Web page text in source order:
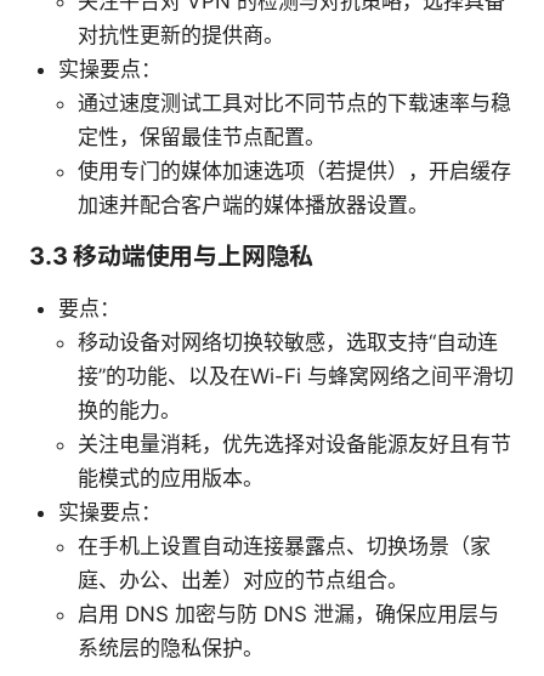
对抗性更新的提供商。
实操要点：
通过速度测试工具对比不同节点的下载速率与稳
定性，保留最佳节点配置。
使用专门的媒体加速选项（若提供），开启缓存
加速并配合客户端的媒体播放器设置。
3.3 移动端使用与上网隐私
要点：
移动设备对网络切换较敏感，选取支持“自动连
接”的功能、以及在Wi-Fi 与蜂窝网络之间平滑切
换的能力。
关注电量消耗，优先选择对设备能源友好且有节
能模式的应用版本。
实操要点：
在手机上设置自动连接暴露点、切换场景（家
庭、办公、出差）对应的节点组合。
启用 DNS 加密与防 DNS 泄漏，确保应用层与
系统层的隐私保护。